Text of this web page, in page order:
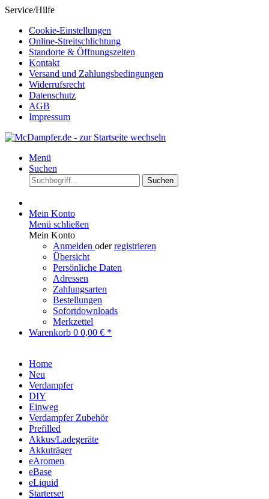
Service/Hilfe
Cookie-Einstellungen
Online-Streitschlichtung
Standorte & Öffnungszeiten
Kontakt
Versand und Zahlungsbedingungen
Widerrufsrecht
Datenschutz
AGB
Impressum
Menü
Suchen
Suchen
Mein Konto
Menü schließen
Mein Konto
Anmelden oderregistrieren
Übersicht
Persönliche Daten
Adressen
Zahlungsarten
Bestellungen
Sofortdownloads
Merkzettel
Warenkorb 0 0,00 € *
Home
Neu
Verdampfer
DIY
Einweg
Verdampfer Zubehör
Prefilled
Akkus/Ladegeräte
Akkuträger
eAromen
eBase
eLiquid
Starterset